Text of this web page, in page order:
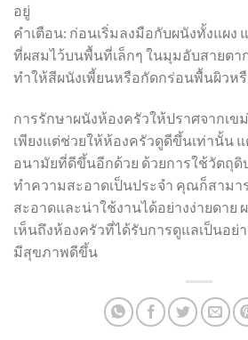
อยู่
คำเตือน: ก่อนเริ่มลงมือกับผนังทั้งแผง
ที่ผสมไว้บนพื้นที่เล็กๆ ในมุมอับสายตา
ทำให้สีผนังเพี้ยนหรือกัดกร่อนพื้นผิวห
การรักษาผนังห้องครัวให้ปราศจากเ
เพียงแต่ช่วยให้ห้องครัวดูดีขึ้นเท่านั้น
อนามัยที่ดีขึ้นอีกด้วย ด้วยการใช้วัตถุดิ
ทำความสะอาดเป็นประจำ คุณก็สามา
สะอาดและน่าใช้งานได้อย่างง่ายดาย
เห็นถึงห้องครัวที่ได้รับการดูแลเป็นอย่
มีสุขภาพดีขึ้น